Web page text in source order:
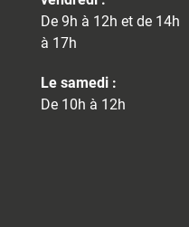
De 9h à 12h et de 14h
à 17h
Le samedi :
De 10h à 12h